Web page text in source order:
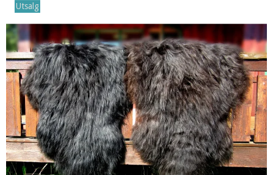
Utsalg